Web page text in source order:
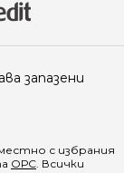
запазени
с избрания
ОРС . Всички